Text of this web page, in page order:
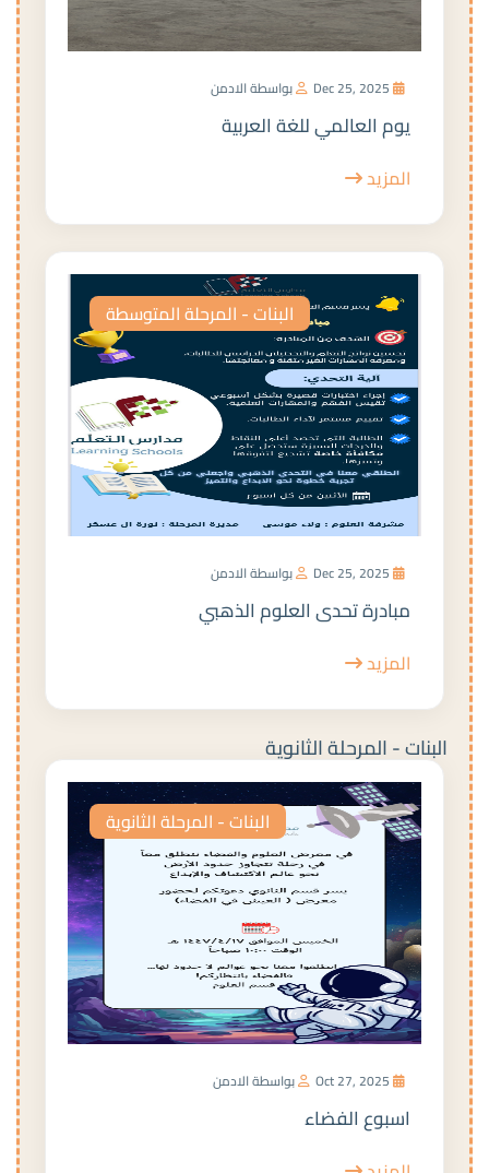
بواسطة الادمن
يوم العالمي للغة العربية
المزيد
البنات - المرحلة المتوسطة
بواسطة الادمن
مبادرة تحدى العلوم الذهبي
المزيد
البنات - المرحلة الثانوية
البنات - المرحلة الثانوية
بواسطة الادمن
اسبوع الفضاء